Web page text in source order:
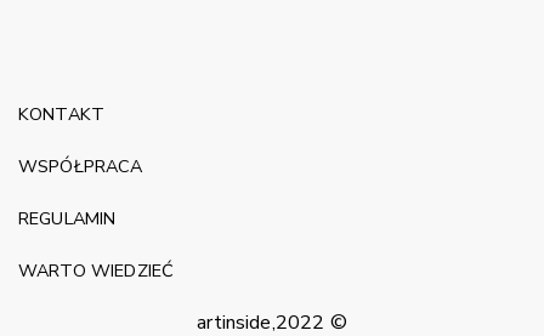
artinside,2022 ©
KONTAKT
WSPÓŁPRACA
REGULAMIN
WARTO WIEDZIEĆ